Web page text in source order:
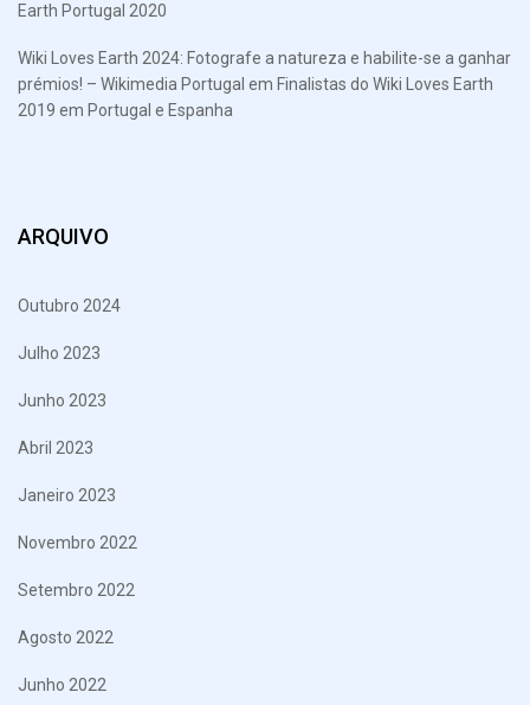
Earth Portugal 2020
Wiki Loves Earth 2024: Fotografe a natureza e habilite-se a ganhar
prémios! – Wikimedia Portugal em Finalistas do Wiki Loves Earth
2019 em Portugal e Espanha
ARQUIVO
Outubro 2024
Julho 2023
Junho 2023
Abril 2023
Janeiro 2023
Novembro 2022
Setembro 2022
Agosto 2022
Junho 2022